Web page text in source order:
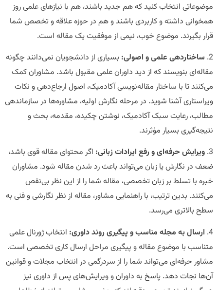
موضوعاتی انتخاب کنید که هم جدید باشند، هم با نیازهای علمی روز
همخوانی داشته و کاربردی باشند و هم در حوزه علاقه و تخصص شما
قرار بگیرند. موضوع خوب، نیمی از موفقیت یک مقاله است.
2. ساختاردهی علمی و اصولی: بسیاری از دانشجویان نمی‌دانند چگونه
مقاله‌ای بنویسند که از دید داوران علمی مقبول باشد. مشاوران کمک
می‌کنند تا با ساختار مقاله‌نویسی آکادمیک، اصول ارجاع‌دهی و نکات
ویراستاری آشنا شوید. در مرحله نگارش اولیه، مشاوره‌ها در سازماندهی
مطالب، رعایت سبک آکادمیک، نوشتن چکیده، مقدمه، بحث و
نتیجه‌گیری بسیار مؤثرند.
3. ویرایش حرفه‌ای و رفع ایرادات زبانی: اگر محتوای مقاله قوی باشد،
ضعف در نگارش یا زبان می‌تواند باعث رد شدن مقاله شود. مشاوران
خبره با تسلط بر زبان تخصصی، مقاله شما را از این نظر بی‌نقص
می‌کنند. بدین ترتیب، با راهنمایی مشاور، مقاله از نظر نگارشی و فنی به
سطح بالاتری می‌رسد.
4. ارسال به مجله مناسب و پیگیری روند داوری: انتخاب ژورنال علمی
متناسب با موضوع مقاله و پیگیری مراحل ارسال کاری تخصصی است.
مشاور حرفه‌ای می‌تواند شما را از سردرگمی در انتخاب مجلات و قوانین
آن‌ها نجات دهد. پاسخ به داوران و ویرایش‌های پس از داوری نیز